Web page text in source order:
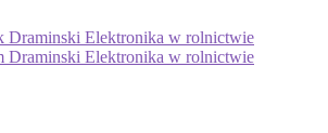
Draminski Elektronika w rolnictwie
Draminski Elektronika w rolnictwie